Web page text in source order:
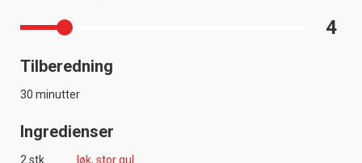
4
Tilberedning
30 minutter
Ingredienser
2 stk
løk, stor gul